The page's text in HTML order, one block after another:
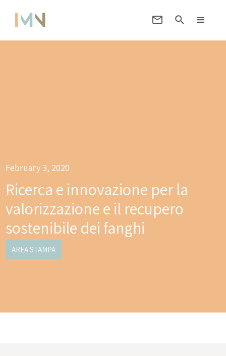
February 3, 2020
Ricerca e innovazione per la
valorizzazione e il recupero
sostenibile dei fanghi
AREA STAMPA